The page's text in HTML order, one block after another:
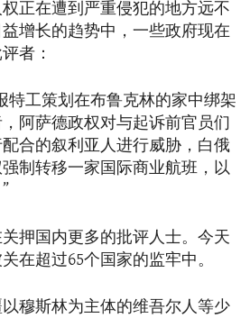
正在遭到严重侵犯的地方远不
增长的趋势中，一些政府现在
者：
特工策划在布鲁克林的家中绑架
阿萨德政权对与起诉前官员们
合的叙利亚人进行威胁，白俄
制转移一家国际商业航班，以
押国内更多的批评人士。今天
在超过65个国家的监牢中。
穆斯林为主体的维吾尔人等少